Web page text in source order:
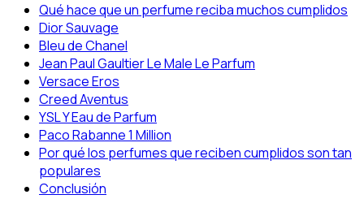
Qué hace que un perfume reciba muchos cumplidos
Dior Sauvage
Bleu de Chanel
Jean Paul Gaultier Le Male Le Parfum
Versace Eros
Creed Aventus
YSL Y Eau de Parfum
Paco Rabanne 1 Million
Por qué los perfumes que reciben cumplidos son tan
populares
Conclusión